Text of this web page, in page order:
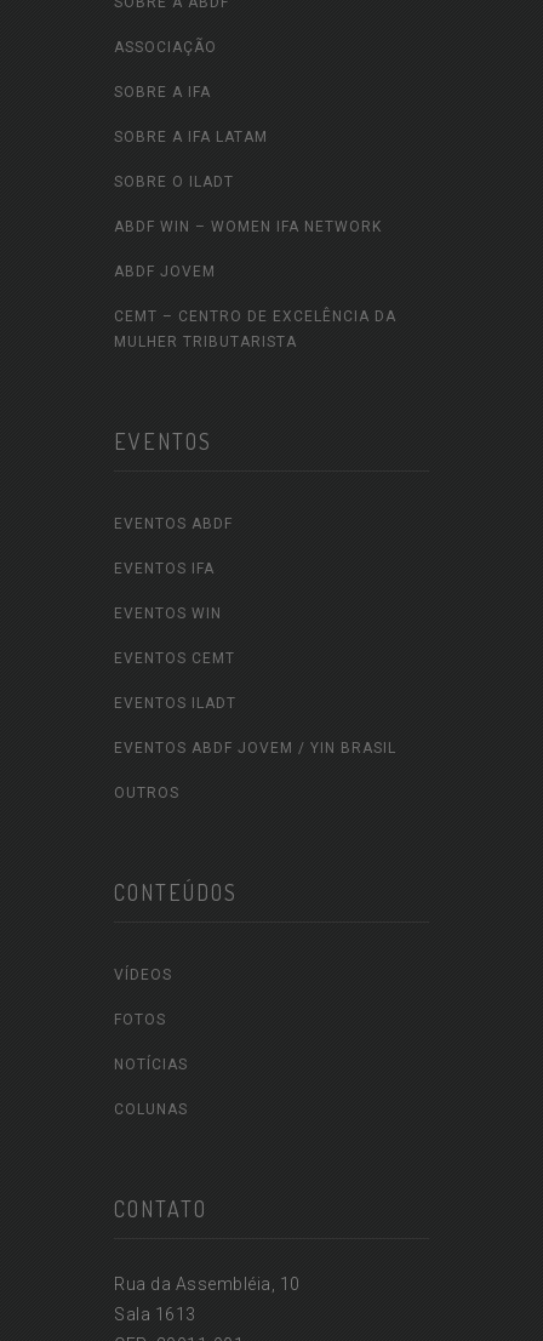
ASSOCIAÇÃO
SOBRE A IFA
SOBRE A IFA LATAM
SOBRE O ILADT
ABDF WIN – WOMEN IFA NETWORK
ABDF JOVEM
CEMT – CENTRO DE EXCELÊNCIA DA
MULHER TRIBUTARISTA
EVENTOS
EVENTOS ABDF
EVENTOS IFA
EVENTOS WIN
EVENTOS CEMT
EVENTOS ILADT
EVENTOS ABDF JOVEM / YIN BRASIL
OUTROS
CONTEÚDOS
VÍDEOS
FOTOS
NOTÍCIAS
COLUNAS
CONTATO
Rua da Assembléia, 10
Sala 1613